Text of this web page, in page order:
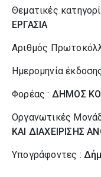
Θεματικές
ΕΡΓΑΣΙΑ
Αριθμός
Ημερομηνία
Φορέας : ΔΗΜΟΣ
Οργανωτικές
ΚΑΙ ΔΙΑΧΕΙΡΙΣΗΣ
Υπογράφοντες :